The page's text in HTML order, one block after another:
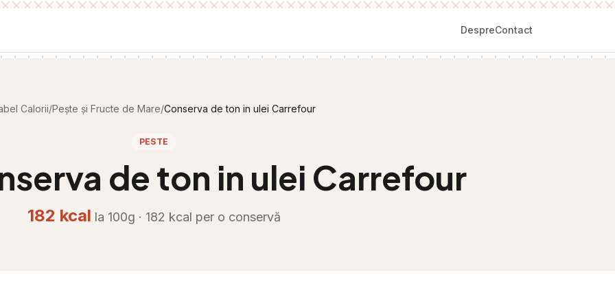
DespreContact
Calorii/Pește și Fructe de Mare/Conserva de ton in ulei Carrefour
PESTE
de ton in ulei Carrefour
182 kcal la 100g · 182 kcal per o conservă